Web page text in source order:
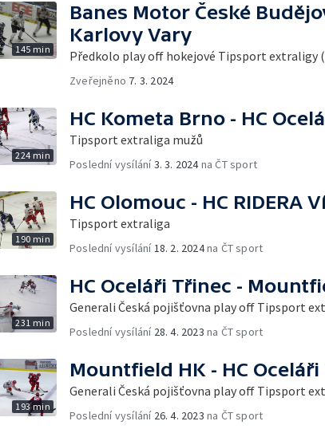
145 min
Banes Motor České
Karlovy Vary
Předkolo play off hokejové Tipsport extraligy
Zveřejněno 7. 3. 2024
224 min
HC Kometa Brno - HC
Tipsport extraliga mužů
Poslední vysílání3. 3. 2024na ČT sport
190 min
HC Olomouc - HC RIDERA
Tipsport extraliga
Poslední vysílání 18. 2. 2024na ČT sport
231 min
HC Oceláři Třinec -
Generali Česká pojišťovna play off Tipsport
Poslední vysílání 28. 4. 2023 na ČT sport
193 min
Mountfield HK - HC
Generali Česká pojišťovna play off Tipsport
Poslední vysílání 26. 4. 2023 na ČT sport